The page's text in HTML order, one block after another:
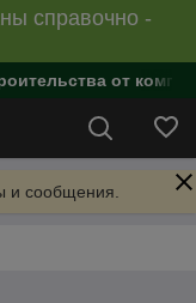
справочно -
от
и сообщения.